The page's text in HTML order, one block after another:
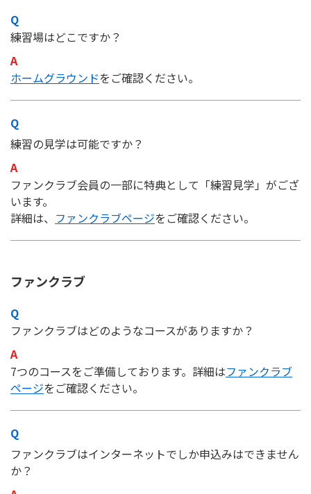
株式会社 チームの歴史
Instagram
パートナーシップのご案内
練習場はどこですか？
ホームグラウンドをご確認ください。
練習の見学は可能ですか？
ファンクラブ会員の一部に特典として「練習見学」がござ
います。
詳細は、 ファンクラブページをご確認ください。
ファンクラブ
ファンクラブはどのようなコースがありますか？
7つのコースをご準備しております。詳細はファンクラブ
ページをご確認ください。
ファンクラブはインターネットでしか申込みはできません
か？